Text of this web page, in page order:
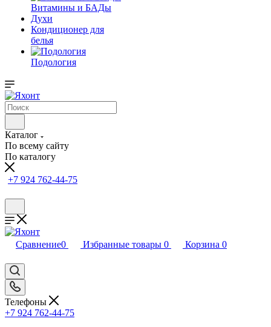
Витамины и БАДы
Духи
Кондиционер для
белья
Подология
Каталог
По всему сайту
По каталогу
+7 924 762-44-75
Сравнение0 Избранные товары 0 Корзина 0
Телефоны
+7 924 762-44-75